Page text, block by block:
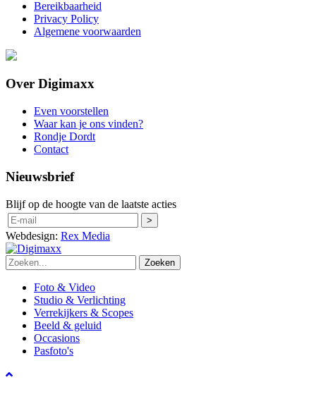
Bereikbaarheid
Privacy Policy
Algemene voorwaarden
Over Digimaxx
Even voorstellen
Waar kan je ons vinden?
Rondje Dordt
Contact
Nieuwsbrief
Blijf op de hoogte van de laatste acties
Webdesign: Rex Media
Zoeken
Foto & Video
Studio & Verlichting
Verrekijkers & Scopes
Beeld & geluid
Occasions
Pasfoto's